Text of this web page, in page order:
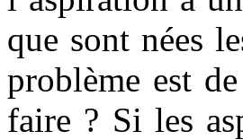
que sont nées
problème est
faire ? Si les